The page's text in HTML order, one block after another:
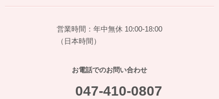
営業時間：年中無休 10:00-18:00
（日本時間）
お電話でのお問い合わせ
047-410-0807